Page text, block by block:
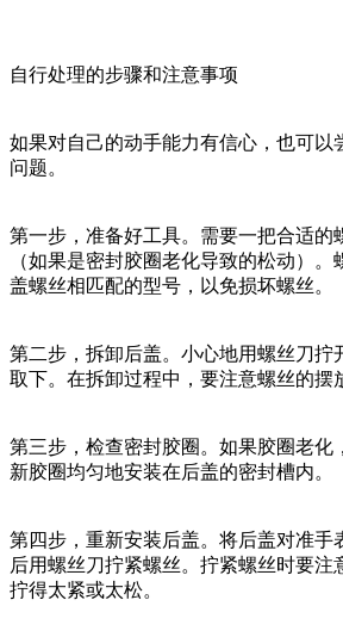
自行处理的步骤和注意事项
如果对自己的动手能力有信心，也可以
问题。
第一步，准备好工具。需要一把合适的
（如果是密封胶圈老化导致的松动）
盖螺丝相匹配的型号，以免损坏螺丝。
第二步，拆卸后盖。小心地用螺丝刀拧
取下。在拆卸过程中，要注意螺丝的摆
第三步，检查密封胶圈。如果胶圈老化
新胶圈均匀地安装在后盖的密封槽内。
第四步，重新安装后盖。将后盖对准手
后用螺丝刀拧紧螺丝。拧紧螺丝时要注
拧得太紧或太松。